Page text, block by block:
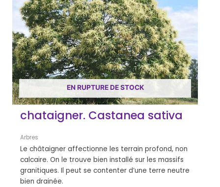
EN RUPTURE DE STOCK
chataigner. Castanea sativa
Arbres
Le châtaigner affectionne les terrain profond, non
calcaire. On le trouve bien installé sur les massifs
granitiques. Il peut se contenter d’une terre neutre
bien drainée.